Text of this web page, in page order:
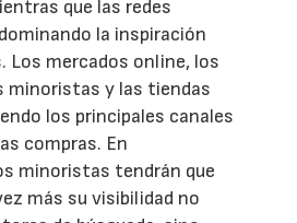
que las redes
la inspiración
Los mercados online, los
minoristas y las tiendas
los principales canales
compras. En
minoristas tendrán que
más su visibilidad no